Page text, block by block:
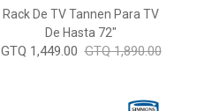
Rack De TV Tannen Para TV
De Hasta 72"
GTQ 1,449.00 GTQ 1,890.00